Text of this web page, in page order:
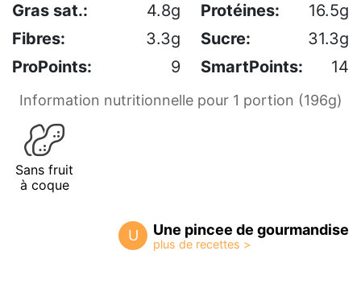
Gras sat.:
4.8g Protéines:
16.5g
Fibres:
3.3g Sucre:
31.3g
ProPoints:
9 SmartPoints: 14
Information nutritionnelle pour 1 portion (196g)
Sans fruit
à coque
U Une pincee de gourmandise